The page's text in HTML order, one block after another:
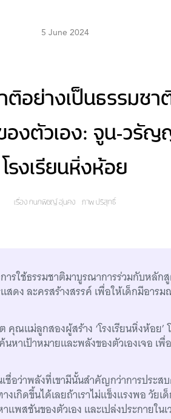
5 June 2024
ติอย่างเป็นธรรมชา
องตัวเอง: จูน-วรั
โรงเรียนหิ่งห้อย
เรื่อง กนกพิชญ์ อุ่นคง ภาพ ปริสุทธิ์
รใช้ธรรมชาติมาบูรณาการร่วมกับหลัก
ดง ละครสร้างสรรค์ เพื่อให้เด็กมีอาร
แม่ลูกสองผู้สร้าง ‘โรงเรียนหิ่งห้อย’
หาเป้าหมายและพลังของตัวเองเจอ เพื่
ชื่อว่าพลังที่เขามีนั้นสําคัญกว่าการประสบ
งเกิดขึ้นได้เลยถ้าเราไม่แข็งแรงพอ วั
แพสชันของตัวเอง และเปล่งประกายใน